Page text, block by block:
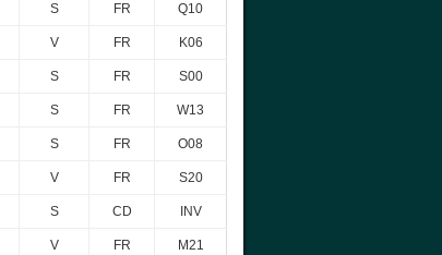
S FR Q10
V FR K06
S FR S00
S FR W13
S FR O08
V FR S20
S CD INV
V FR M21